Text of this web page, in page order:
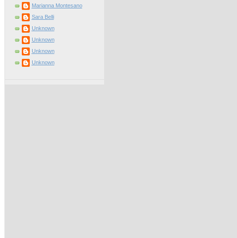
Marianna Montesano
Sara Belli
Unknown
Unknown
Unknown
Unknown